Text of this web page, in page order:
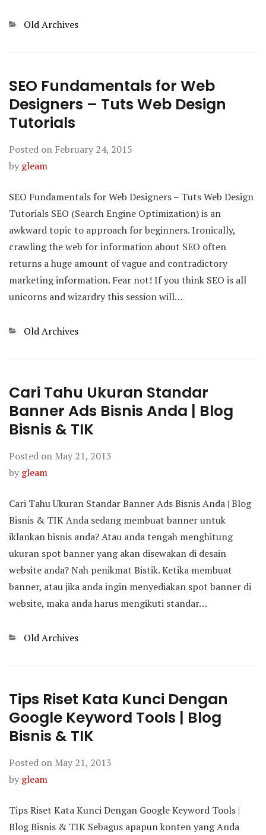
Categories
Old Archives
SEO Fundamentals for Web
Designers – Tuts Web Design
Tutorials
Posted on February 24, 2015
by gleam
SEO Fundamentals for Web Designers – Tuts Web Design
Tutorials SEO (Search Engine Optimization) is an
awkward topic to approach for beginners. Ironically,
crawling the web for information about SEO often
returns a huge amount of vague and contradictory
marketing information. Fear not! If you think SEO is all
unicorns and wizardry this session will…
Categories
Old Archives
Cari Tahu Ukuran Standar
Banner Ads Bisnis Anda | Blog
Bisnis & TIK
Posted on May 21, 2013
by gleam
Cari Tahu Ukuran Standar Banner Ads Bisnis Anda | Blog
Bisnis & TIK Anda sedang membuat banner untuk
iklankan bisnis anda? Atau anda tengah menghitung
ukuran spot banner yang akan disewakan di desain
website anda? Nah penikmat Bistik. Ketika membuat
banner, atau jika anda ingin menyediakan spot banner di
website, maka anda harus mengikuti standar…
Categories
Old Archives
Tips Riset Kata Kunci Dengan
Google Keyword Tools | Blog
Bisnis & TIK
Posted on May 21, 2013
by gleam
Tips Riset Kata Kunci Dengan Google Keyword Tools |
Blog Bisnis & TIK Sebagus apapun konten yang Anda